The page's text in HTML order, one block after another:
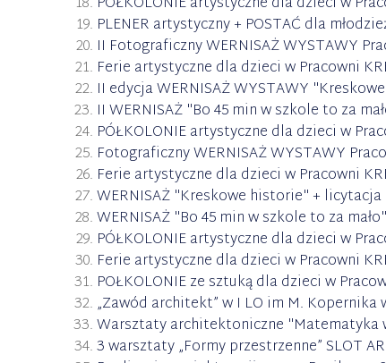
PLENER artystyczny + POSTAĆ dla
II Fotograficzny WERNISAŻ WYSTAWY
Ferie artystyczne dla dzieci w Pracowni
II edycja WERNISAŻ WYSTAWY
II WERNISAŻ "Bo 45 min w szkole to za
PÓŁKOLONIE artystyczne dla dzieci w
Fotograficzny WERNISAŻ WYSTAWY
Ferie artystyczne dla dzieci w Pracowni
WERNISAŻ "Kreskowe historie" + licytacja
WERNISAŻ "Bo 45 min w szkole to za
PÓŁKOLONIE artystyczne dla dzieci w
Ferie artystyczne dla dzieci w Pracowni
POŁKOLONIE ze sztuką dla dzieci w
„Zawód architekt” w I LO im M. Kopernika
Warsztaty architektoniczne "Matematyka
3 warsztaty „Formy przestrzenne” SLOT